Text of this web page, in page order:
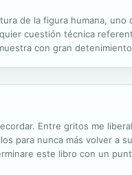
de la figura humana,
cuestión técnica
con gran
Entre gritos me
para nunca más volver a
este libro con un